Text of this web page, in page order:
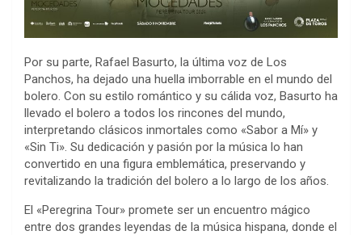
Por su parte, Rafael Basurto, la última voz de Los
Panchos, ha dejado una huella imborrable en el mundo del
bolero. Con su estilo romántico y su cálida voz, Basurto ha
llevado el bolero a todos los rincones del mundo,
interpretando clásicos inmortales como «Sabor a Mí» y
«Sin Ti». Su dedicación y pasión por la música lo han
convertido en una figura emblemática, preservando y
revitalizando la tradición del bolero a lo largo de los años.
El «Peregrina Tour» promete ser un encuentro mágico
entre dos grandes leyendas de la música hispana, donde el